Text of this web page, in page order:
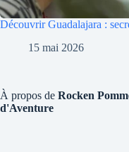
Découvrir Guadalajara :
15 mai 2026
À propos de Rocken
d'Aventure